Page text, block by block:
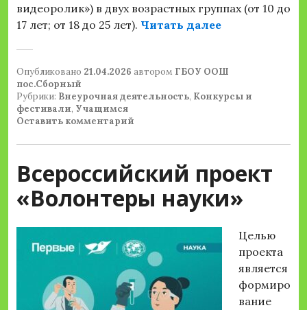
видеоролик») в двух возрастных группах (от 10 до
17 лет; от 18 до 25 лет). Читать далее«Конкурс
Опубликовано 21.04.2026 автором ГБОУ ООШ
пос.Сборный
Рубрики: Внеурочная деятельность, Конкурсы и
фестивали, Учащимся
Оставить комментарий
Всероссийский проект
«Волонтеры науки»
Целью
проекта
является
формиро
вание